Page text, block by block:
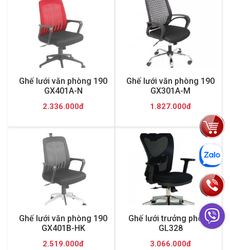
Ghế lưới văn phòng 190
GX401A-N
2.336.000đ
Ghế lưới văn phòng 190
GX301A-M
1.827.000đ
Ghế lưới văn phòng 190
GX401B-HK
2.519.000đ
Ghế lưới trưởng phòng
GL328
3.066.000đ